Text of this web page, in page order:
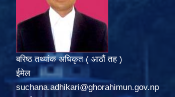
बरिष्ठ तथ्यांक अधिकृत ( आठौं तह )
ईमेल
suchana.adhikari@ghorahimun.gov.np